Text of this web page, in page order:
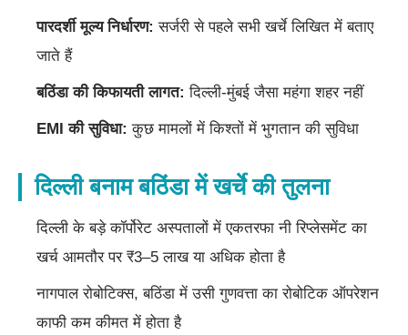
पारदर्शी मूल्य निर्धारण: सर्जरी से पहले सभी खर्चे लिखित में बताए
जाते हैं
बठिंडा की किफायती लागत: दिल्ली-मुंबई जैसा महंगा शहर नहीं
EMI की सुविधा: कुछ मामलों में किश्तों में भुगतान की सुविधा
दिल्ली बनाम बठिंडा में खर्चे की तुलना
दिल्ली के बड़े कॉर्पोरेट अस्पतालों में एकतरफा नी रिप्लेसमेंट का
खर्च आमतौर पर ₹3–5 लाख या अधिक होता है
नागपाल रोबोटिक्स, बठिंडा में उसी गुणवत्ता का रोबोटिक ऑपरेशन
काफी कम कीमत में होता है